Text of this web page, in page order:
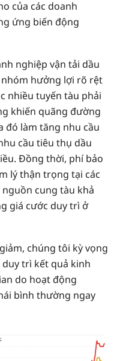
của các doanh
ứng biến động
nghiệp vận tải dầu
nhóm hưởng lợi rõ rệt
nhiều tuyến tàu phải
khiến quãng đường
đó làm tăng nhu cầu
cầu tiêu thụ dầu
Đồng thời, phí bảo
lý thận trọng tại các
cung tàu khả
giá cước duy trì ở
chúng tôi kỳ vọng
trì kết quả kinh
do hoạt động
bình thường ngay